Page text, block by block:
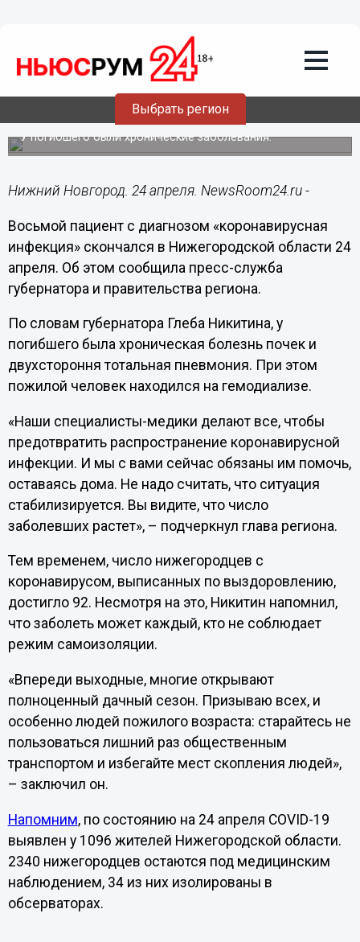
Выбрать регион
24.04.202011:42
Восьмой пациент с коронавирусом
умер в нижегородской больнице
У погибшего были хронические заболевания.
Нижний Новгород. 24 апреля. NewsRoom24.ru -
Восьмой пациент с диагнозом «коронавирусная
инфекция» скончался в Нижегородской области 24
апреля. Об этом сообщила пресс-служба
губернатора и правительства региона.
По словам губернатора Глеба Никитина, у
погибшего была хроническая болезнь почек и
двухстороння тотальная пневмония. При этом
пожилой человек находился на гемодиализе.
«Наши специалисты-медики делают все, чтобы
предотвратить распространение коронавирусной
инфекции. И мы с вами сейчас обязаны им помочь,
оставаясь дома. Не надо считать, что ситуация
стабилизируется. Вы видите, что число
заболевших растет», – подчеркнул глава региона.
Тем временем, число нижегородцев с
коронавирусом, выписанных по выздоровлению,
достигло 92. Несмотря на это, Никитин напомнил,
что заболеть может каждый, кто не соблюдает
режим самоизоляции.
«Впереди выходные, многие открывают
полноценный дачный сезон. Призываю всех, и
особенно людей пожилого возраста: старайтесь не
пользоваться лишний раз общественным
транспортом и избегайте мест скопления людей»,
– заключил он.
Напомним, по состоянию на 24 апреля COVID-19
выявлен у 1096 жителей Нижегородской области.
2340 нижегородцев остаются под медицинским
наблюдением, 34 из них изолированы в
обсерваторах.